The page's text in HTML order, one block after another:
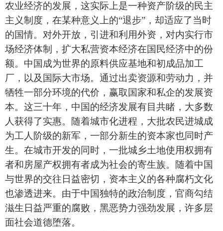
农业经济的发展，这实际上是一种资产阶级的民主
主义制度，在某种意义上的“退步”，却适应了当时
的国情。对外开放，引进和利用外资，对内实行市
场经济体制，扩大私营资本经济在国民经济中的份
额。中国成为世界的原料供应基地和初成品加工
厂，以及国际大市场。通过出卖资源和劳动力，并
牺牲一部分环境的代价，赢取国家和私企的发展资
本。这三十年，中国的经济发展有目共睹，大多数
人获得了实惠。随着城市化进程，大批农民进城成
为工人阶级的新军，一部分新生的资本家也同时产
生。在城市开发的同时，一批城乡土地使用权拥有
者和房屋产权拥有者成为社会的寄生族。随着中国
与世界的交往日益密切，资本主义的各种腐朽文化
也渗透进来。由于中国独特的政治制度，官商勾结
滋生日益严重的腐败，黑恶势力强劲发展，许多层
面社会道德堕落。